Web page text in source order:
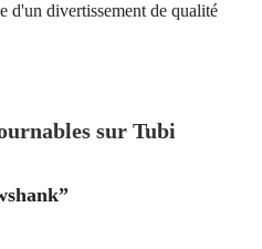
d'un divertissement de qualité
sur Tubi